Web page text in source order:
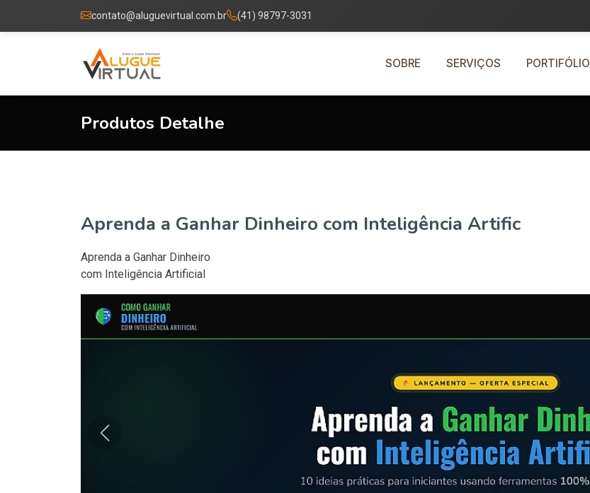
contato@aluguevirtual.com.br (41) 98797-3031
SOBRE SERVIÇOS PORTIFÓLIO
Produtos Detalhe
Aprenda a Ganhar Dinheiro com Inteligência Artific
Aprenda a Ganhar Dinheiro
com Inteligência Artificial